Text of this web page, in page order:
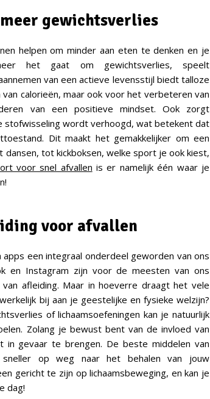
gewichtsverlies
helpen om minder aan eten te denken en je
het gaat om gewichtsverlies, speelt
van een actieve levensstijl biedt talloze
calorieën, maar ook voor het verbeteren van
van een positieve mindset. Ook zorgt
wordt verhoogd, wat betekent dat
Dit maakt het gemakkelijker om een
tot kickboksen, welke sport je ook kiest,
voor snel afvallen is er namelijk één waar je
voor afvallen
een integraal onderdeel geworden van ons
en Instagram zijn voor de meesten van ons
afleiding. Maar in hoeverre draagt het vele
bij aan je geestelijke en fysieke welzijn?
of lichaamsoefeningen kan je natuurlijk
Zolang je bewust bent van de invloed van
gevaar te brengen. De beste middelen van
op weg naar het behalen van jouw
gericht te zijn op lichaamsbeweging, en kan je
dag!